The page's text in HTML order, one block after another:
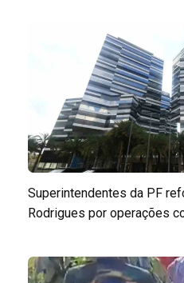
Superintendentes da PF
Rodrigues por operações